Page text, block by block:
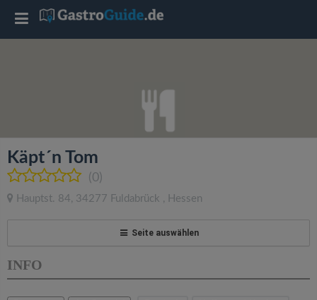
Käpt´n Tom
(0)
Hauptst. 84, 34277 Fuldabrück , Hessen
Seite auswählen
INFO
T
l
e
a